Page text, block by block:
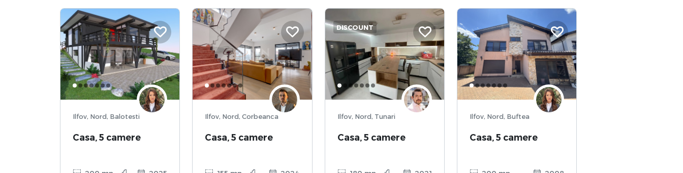
Ilfov, Nord, Balotesti
Casa, 5 camere
Ilfov, Nord, Corbeanca
Casa, 5 camere
DISCOUNT
Ilfov, Nord, Tunari
Casa, 5 camere
Ilfov, Nord, Buftea
Casa, 5 camere